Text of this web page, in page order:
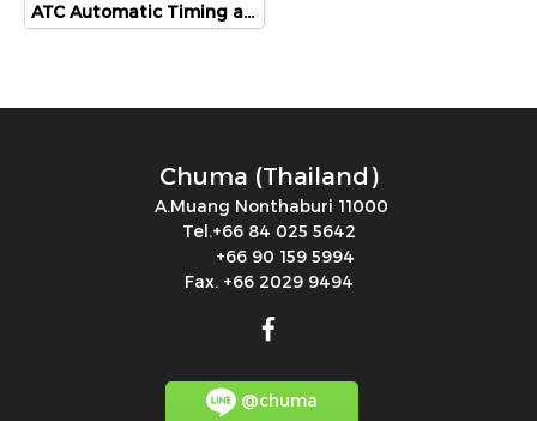
ATC Automatic Timing and Controls, automatic timing, controls, 365C300Q30PX
Chuma (Thailand)
A.Muang Nonthaburi 11000
Tel.+66 84 025 5642
+66 90 159 5994
Fax. +66 2029 9494
@chuma